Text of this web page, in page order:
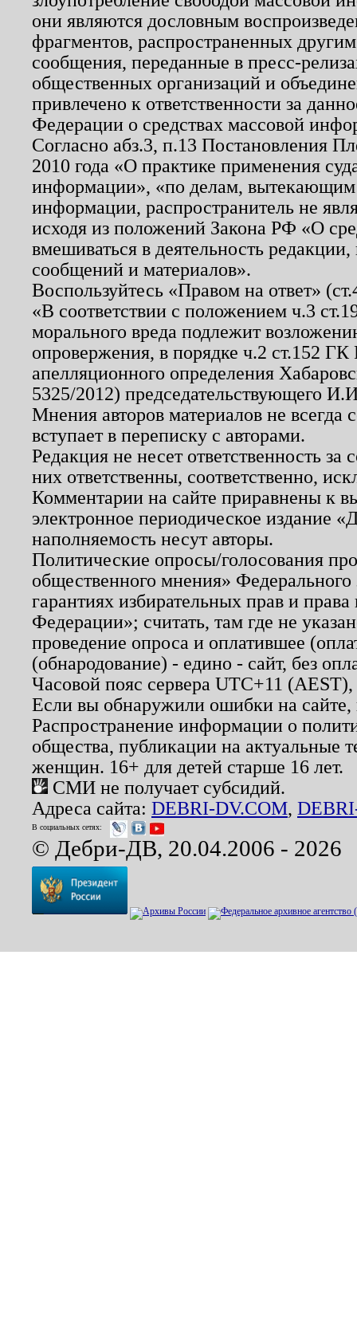
они являются дословным
фрагментов, распространенных
сообщения, переданные в пресс-
общественных организаций и
привлечено к ответственности за
Федерации о средствах массовой
Согласно абз.3, п.13 Постановления
2010 года «О практике применения
информации», «по делам, вытекающим
информации, распространитель не
исходя из положений Закона РФ «О
вмешиваться в деятельность
сообщений и материалов».
Воспользуйтесь «Правом на ответ»
«В соответствии с положением ч.3
морального вреда подлежит
опровержения, в порядке ч.2 ст.152
апелляционного определения
5325/2012) председательствующего
Мнения авторов материалов не
вступает в переписку с авторами.
Редакция не несет ответственность
них ответственны, соответственно,
Комментарии на сайте приравнены к
электронное периодическое издание
наполняемость несут авторы.
Политические опросы/голосования
общественного мнения»
гарантиях избирательных прав и
Федерации»; считать, там где не
проведение опроса и оплатившее
(обнародование) - едино - сайт, без
Часовой пояс сервера UTC+11
Если вы обнаружили ошибки на
Распространение информации о
общества, публикации на актуальные
женщин. 16+ для детей старше 16 лет.
СМИ не получает субсидий.
Адреса сайта: DEBRI-DV.COM,
В социальных сетях:
© Дебри-ДВ, 20.04.2006 - 2026